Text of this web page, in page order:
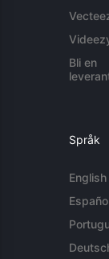
Bli en
Språk
English